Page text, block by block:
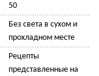
50
Без света в сухом и
прохладном месте
Рецепты
представленные на